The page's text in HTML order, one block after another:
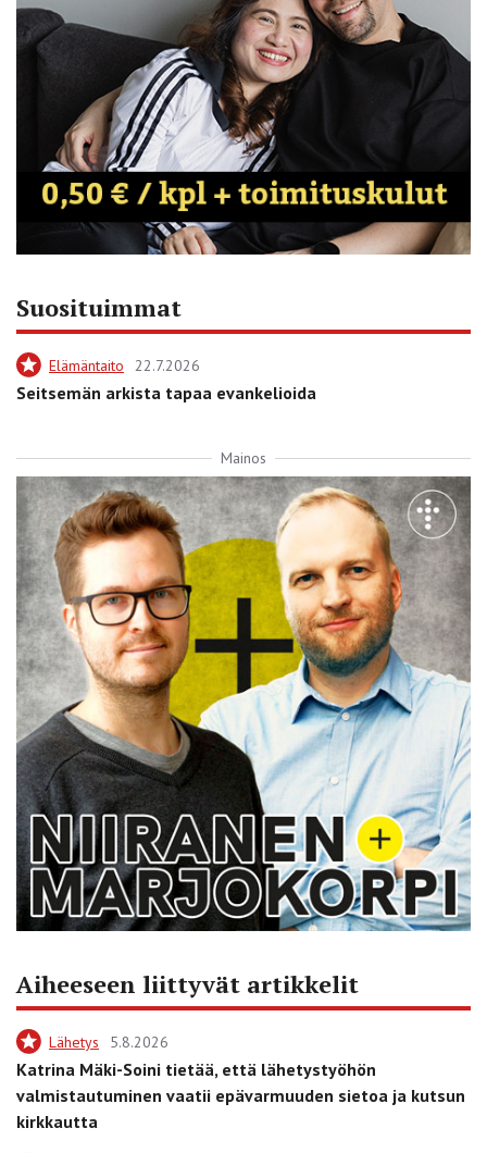
Suosituimmat
Elämäntaito 22.7.2026
Seitsemän arkista tapaa evankelioida
Mainos
Aiheeseen liittyvät artikkelit
Lähetys 5.8.2026
Katrina Mäki-Soini tietää, että lähetystyöhön
valmistautuminen vaatii epävarmuuden sietoa ja kutsun
kirkkautta